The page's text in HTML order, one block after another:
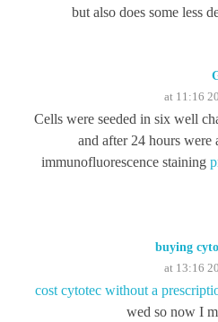
but also does some less
Cells were seeded in six well
and after 24 hours were
immunofluorescence staining
buying
cost cytotec without a
wed so now I